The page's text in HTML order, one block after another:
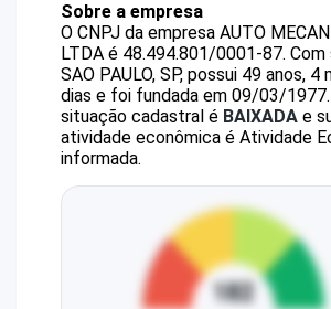
Sobre a empresa
O CNPJ da empresa AUTO
LTDA é 48.494.801/0001-87. Com
SAO PAULO, SP, possui 49 anos, 4
dias e foi fundada em 09/03/1977.
situação cadastral é BAIXADA e
atividade econômica é Atividade
informada.